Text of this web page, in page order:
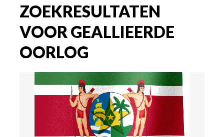
ZOEKRESULTATEN
VOOR GEALLIEERDE
OORLOG